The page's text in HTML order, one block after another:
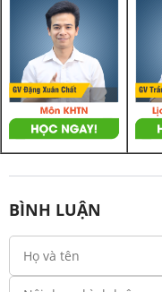
BÌNH LUẬN